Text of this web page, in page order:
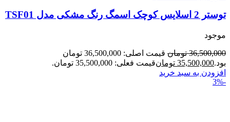
توستر 2 اسلایس کوچک اسمگ رنگ مشکی مدل TSF01
موجود
36,500,000 تومان
قیمت اصلی: 36,500,000 تومان
بود.35,500,000 تومانقیمت فعلی: 35,500,000 تومان.
افزودن به سبد خرید
-3%